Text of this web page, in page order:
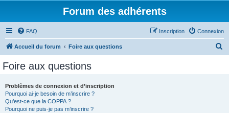
Forum des adhérents
FAQ Connexion
Inscription
Accueil du forum Foire aux questions
Foire aux questions
Problèmes de connexion et d’inscription
Pourquoi ai-je besoin de m’inscrire ?
Qu’est-ce que la COPPA ?
Pourquoi ne puis-je pas m’inscrire ?